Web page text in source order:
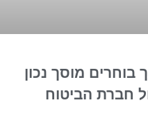
מוסך נכון
חברת הביטוח